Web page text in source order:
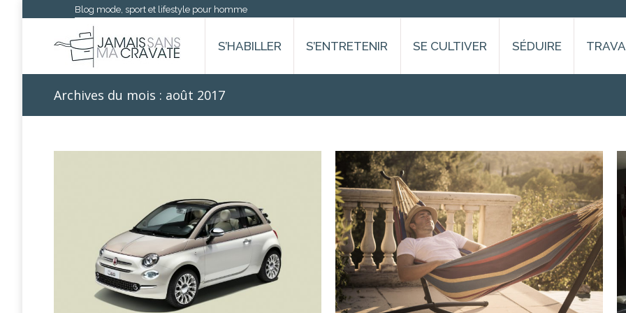
Blog mode, sport et lifestyle pour homme
S’HABILLER S’ENTRETENIR SE CULTIVER SÉDUIRE
Archives du mois : août 2017